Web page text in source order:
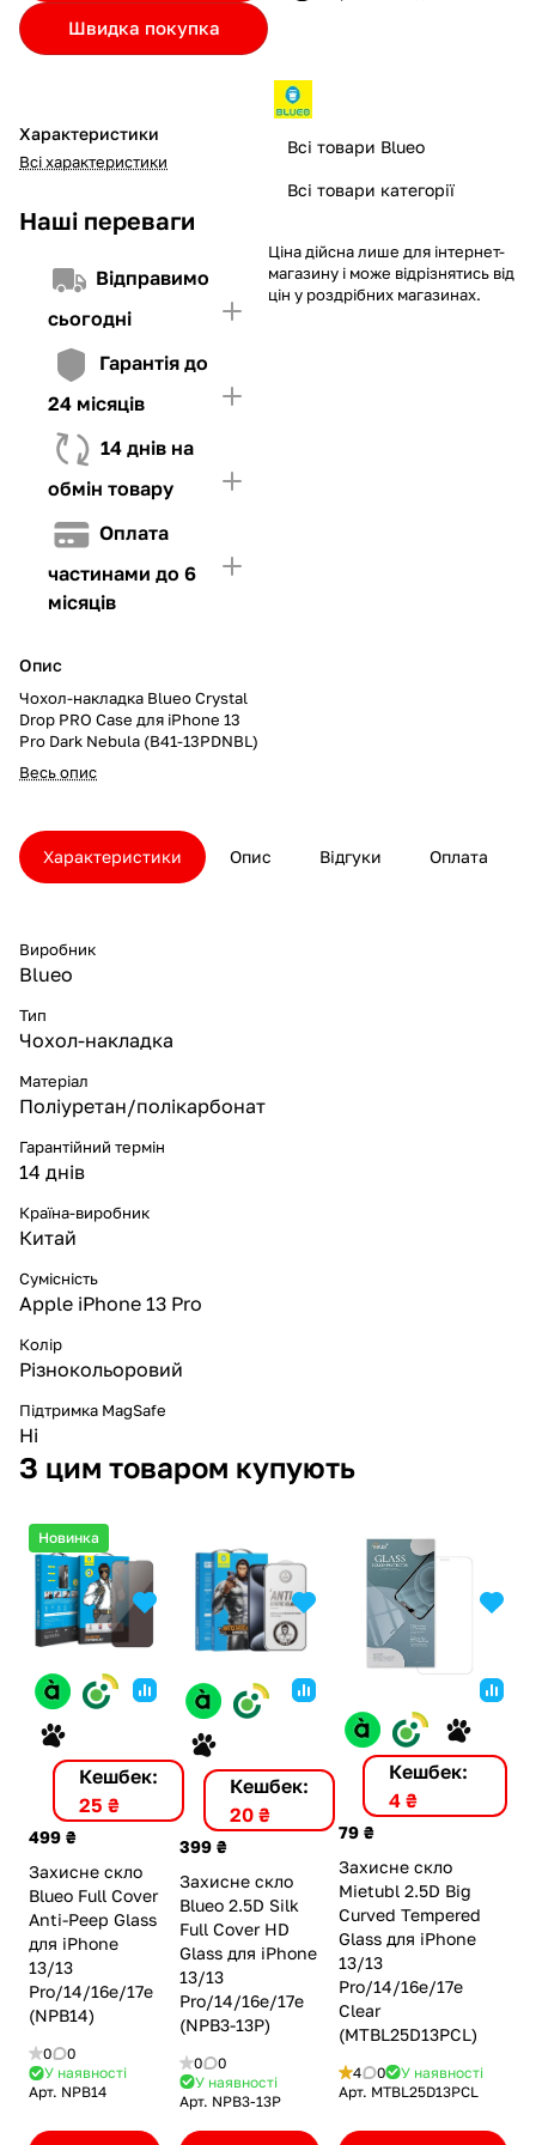
Швидка покупка
Характеристики
Всі характеристики
Наші переваги
Відправимо
сьогодні
Гарантія до
24 місяців
14 днів на
обмін товару
Оплата
частинами до 6
місяців
Опис
Чохол-накладка Blueo Crystal
Drop PRO Case для iPhone 13
Pro Dark Nebula (B41-13PDNBL)
Весь опис
Якщо ліміт нижчий за вартість товару, невистачаючу суму
потрібно внести Першим внеском
4. Мати достатньо коштів для внесення першої частини платежу
та Першого внеску (у разі потреби)
Всі товари Blueo
Всі товари категорії
Ціна дійсна лише для інтернет-
магазину і може відрізнятись від
цін у роздрібних магазинах.
Характеристики Опис Відгуки Оплата
Виробник
Blueo
Тип
Чохол-накладка
Матеріал
Поліуретан/полікарбонат
Гарантійний термін
14 днів
Країна-виробник
Китай
Сумісність
Apple iPhone 13 Pro
Колір
Різнокольоровий
Підтримка MagSafe
Ні
З цим товаром купують
Новинка
Кешбек:
25 ₴
499 ₴
Захисне скло
Blueo Full Cover
Anti-Peep Glass
для iPhone
13/13
Pro/14/16e/17e
(NPB14)
0
0
У наявності
Арт. NPB14
Кешбек:
20 ₴
399 ₴
Захисне скло
Blueo 2.5D Silk
Full Cover HD
Glass для iPhone
13/13
Pro/14/16e/17e
(NPB3-13P)
0
0
У наявності
Арт. NPB3-13P
Кешбек:
4 ₴
79 ₴
Захисне скло
Mietubl 2.5D Big
Curved Tempered
Glass для iPhone
13/13
Pro/14/16e/17e
Clear
(MTBL25D13PCL)
4 0
У наявності
Арт. MTBL25D13PCL